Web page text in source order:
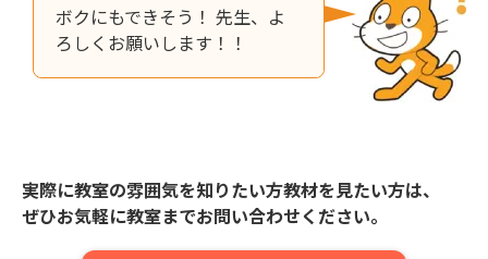
ボクにもできそう！ 先生、よ
ろしくお願いします！！
実際に教室の雰囲気を知りたい方教材を見たい方は、
ぜひお気軽に教室までお問い合わせください。